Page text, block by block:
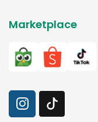
Marketplace